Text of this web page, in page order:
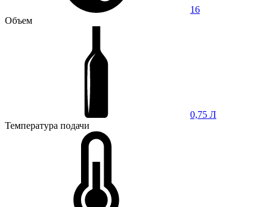
16
Объем
0,75 Л
Температура подачи